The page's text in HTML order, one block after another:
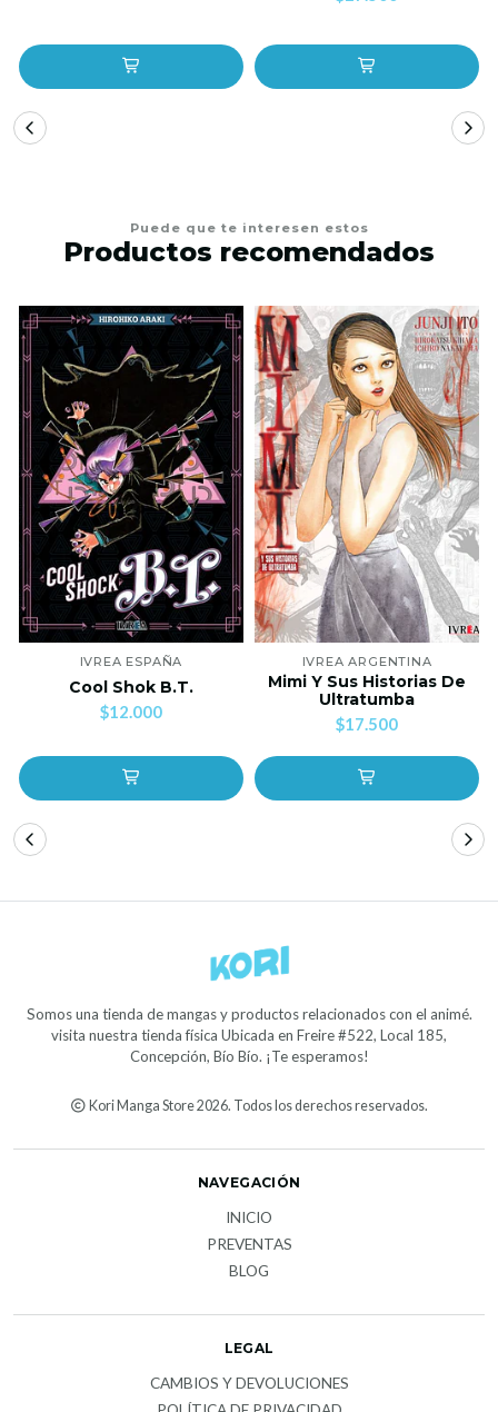
Puede que te interesen estos
Productos recomendados
IVREA ESPAÑA
Cool Shok B.T.
$12.000
IVREA ARGENTINA
Mimi Y Sus Historias De
Ultratumba
$17.500
Somos una tienda de mangas y productos relacionados con el animé.
visita nuestra tienda física Ubicada en Freire #522, Local 185,
Concepción, Bío Bío. ¡Te esperamos!
Kori Manga Store 2026. Todos los derechos reservados.
NAVEGACIÓN
INICIO
PREVENTAS
BLOG
LEGAL
CAMBIOS Y DEVOLUCIONES